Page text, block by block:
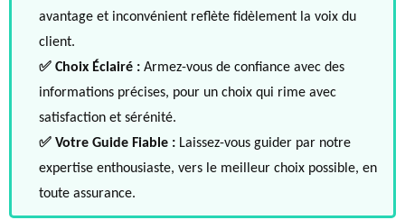
avantage et inconvénient reflète fidèlement la voix du
client.
✅ Choix Éclairé : Armez-vous de confiance avec des
informations précises, pour un choix qui rime avec
satisfaction et sérénité.
✅ Votre Guide Fiable : Laissez-vous guider par notre
expertise enthousiaste, vers le meilleur choix possible, en
toute assurance.